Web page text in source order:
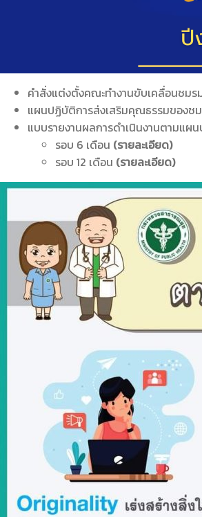
คำสั่งแต่งตั้งคณะทำงานขับเคลื่อนชมร
แผนปฏิบัติการส่งเสริมคุณธรรมของชม
แบบรายงานผลการดำเนินงานตามแ
รอบ 6 เดือน (รายละเอียด)
รอบ 12 เดือน (รายละเอียด)